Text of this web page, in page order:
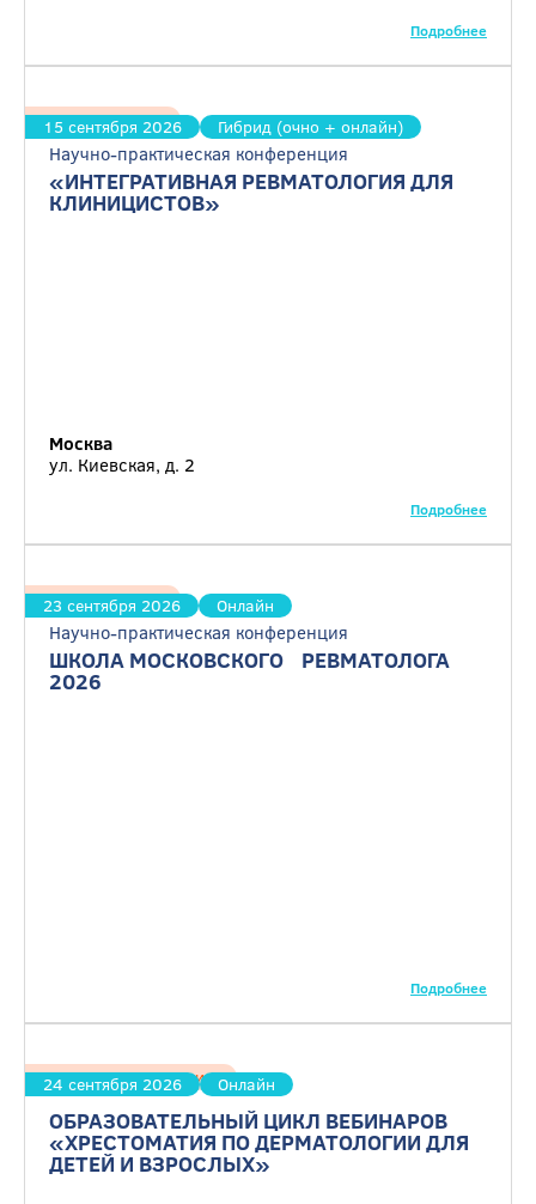
Подробнее
15 сентября 2026 Гибрид (очно + онлайн)
Ревматология
Научно-практическая конференция
«ИНТЕГРАТИВНАЯ РЕВМАТОЛОГИЯ ДЛЯ
КЛИНИЦИСТОВ»
Москва
ул. Киевская, д. 2
Подробнее
23 сентября 2026 Онлайн
Ревматология
Научно-практическая конференция
ШКОЛА МОСКОВСКОГО РЕВМАТОЛОГА
2026
Подробнее
24 сентября 2026 Онлайн
Дерматовенерология
ОБРАЗОВАТЕЛЬНЫЙ ЦИКЛ ВЕБИНАРОВ
«ХРЕСТОМАТИЯ ПО ДЕРМАТОЛОГИИ ДЛЯ
ДЕТЕЙ И ВЗРОСЛЫХ»